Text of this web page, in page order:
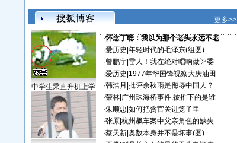
更多>>
中学生乘直升机上学
·怀念丁聪：我以为那个老头永远不老
·爱历史 年轻时代的毛泽东(组图)
·曾鹏宇| 雷人！我在绝对唱响做评委
·爱历史 1977年华国锋视察大庆油田
·韩浩月 批评余秋雨是侮辱中国人？
·荣林| 广州珠海桥事件:被推下的是谁
·朱顺忠 如何把贪官关进笼子里
·张原| 杭州飙车案中父亲角色的缺失
·蔡天新| 奥数本身并不是坏事(图)